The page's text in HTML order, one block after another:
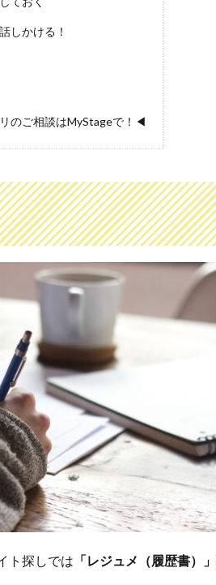
しかける！
のご相談はMyStageで！◀
ト探しでは 「レジュメ（履歴書）」